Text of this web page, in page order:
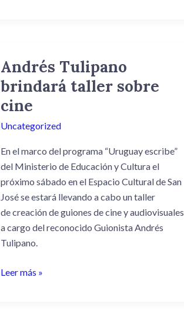
Andrés Tulipano
brindará taller sobre
cine
Uncategorized
En el marco del programa “Uruguay escribe”
del Ministerio de Educación y Cultura el
próximo sábado en el Espacio Cultural de San
José se estará llevando a cabo un taller
decreación de guiones de cine y audiovisuales
a cargo del reconocido Guionista Andrés
Tulipano.
Andrés
Tulipano
brindará
taller
sobre
Leer más »